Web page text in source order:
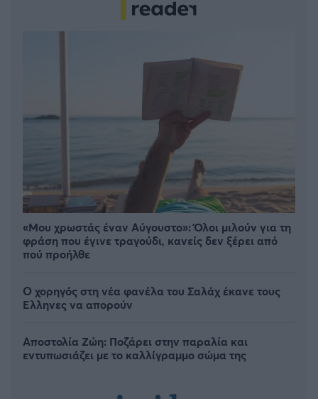
«Μου χρωστάς έναν Αύγουστο»: Όλοι μιλούν για τη
φράση που έγινε τραγούδι, κανείς δεν ξέρει από
πού προήλθε
Ο χορηγός στη νέα φανέλα του Σαλάχ έκανε τους
Έλληνες να απορούν
Αποστολία Ζώη: Ποζάρει στην παραλία και
εντυπωσιάζει με το καλλίγραμμο σώμα της